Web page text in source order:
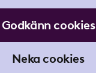
Godkänn cookies
Neka cookies